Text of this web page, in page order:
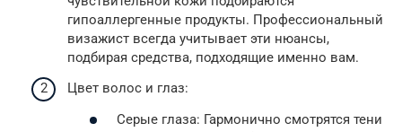
гипоаллергенные продукты. Профессиональный
визажист всегда учитывает эти нюансы,
подбирая средства, подходящие именно вам.
Цвет волос и глаз:
Серые глаза: Гармонично смотрятся тени